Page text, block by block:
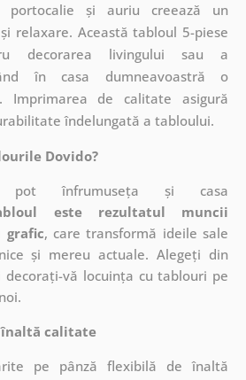
portocalie și auriu creează un
relaxare. Această tabloul 5-piese
decorarea livingului sau a
în casa dumneavoastră o
Imprimarea de calitate asigură
îndelungată a tabloului.
Dovido?
pot înfrumuseța și casa
este rezultatul muncii
grafic, caretransformă ideile sale
și mereu actuale. Alegeți din
decorați-vă locuința cu tablouri pe
înaltă calitate
pe pânză flexibilă de înaltă